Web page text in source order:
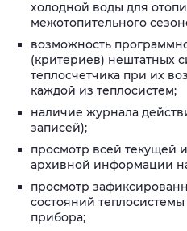
холодной воды для
межотопительного
возможность
(критериев) нештатных
теплосчетчика при их
каждой из теплосистем;
наличие журнала
записей);
просмотр всей текущей
архивной информации
просмотр
состояний
прибора;